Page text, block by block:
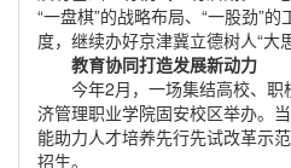
“一盘棋”的战略布局、“一股劲”
度，继续办好京津冀立德树人“大
教育协同打造发展新动力
今年2月，一场集结高校、
济管理职业学院固安校区举办。
能助力人才培养先行先试改革示
招生。